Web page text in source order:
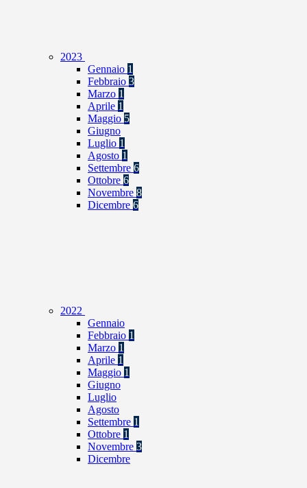
2023
Gennaio 1
Febbraio 3
Marzo 1
Aprile 1
Maggio 5
Giugno
Luglio 1
Agosto 1
Settembre 6
Ottobre 6
Novembre 8
Dicembre 6
2022
Gennaio
Febbraio 1
Marzo 1
Aprile 1
Maggio 1
Giugno
Luglio
Agosto
Settembre 1
Ottobre 1
Novembre 3
Dicembre